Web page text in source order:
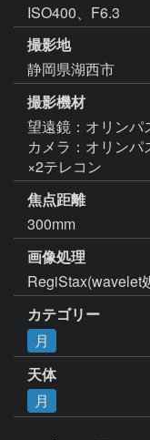
ISO400、F6.3
撮影地
静岡県湖西市
撮影機材
望遠鏡：オリンパ
カメラ：オリンパ
×2テレコン
焦点距離
300mm
画像処理
RegiStax(wavelet
カテゴリー
月
天体
月